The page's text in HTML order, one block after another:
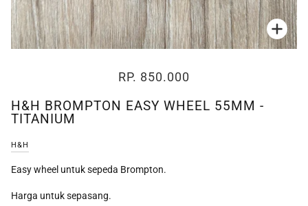
RP. 850.000
H&H BROMPTON EASY WHEEL 55MM -
TITANIUM
H&H
Easy wheel untuk sepeda Brompton.
Harga untuk sepasang.